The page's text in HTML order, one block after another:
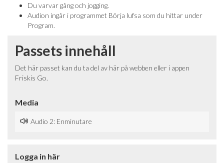
Du varvar gång och jogging.
Audion ingår i programmet Börja lufsa som du hittar under
Program.
Passets innehåll
Det här passet kan du ta del av här på webben eller i appen
Friskis Go.
Media
Audio 2: Enminutare
Logga in här